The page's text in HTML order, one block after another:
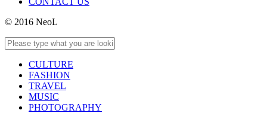
© 2016 NeoL
CULTURE
FASHION
TRAVEL
MUSIC
PHOTOGRAPHY